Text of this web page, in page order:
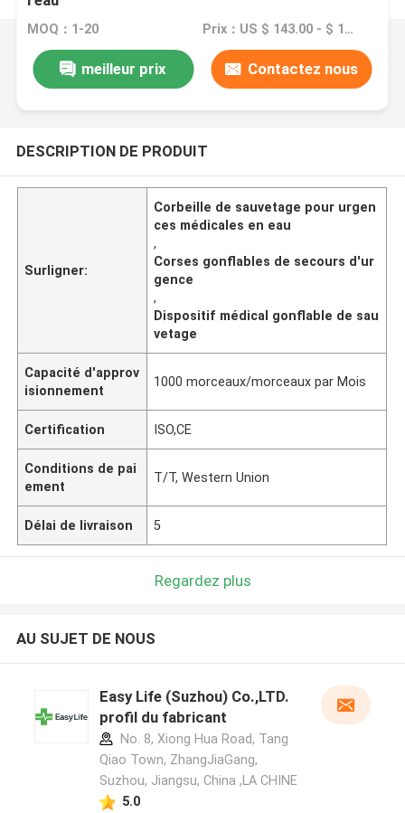
MOQ：1-20 Prix：US $ 143.00 - $ 137.00/ pcs
meilleur prix Contactez nous
DESCRIPTION DE PRODUIT
Surligner:
Corbeille de sauvetage pour urgen
ces médicales en eau
,
Corses gonflables de secours d'ur
gence
,
Dispositif médical gonflable de sau
vetage
Capacité d'approv
isionnement
1000 morceaux/morceaux par Mois
Certification ISO,CE
Conditions de pai
ement
T/T, Western Union
Délai de livraison 5
Regardez plus
AU SUJET DE NOUS
Easy Life (Suzhou) Co.,LTD.
profil du fabricant
No. 8, Xiong Hua Road, Tang
Qiao Town, ZhangJiaGang,
Suzhou, Jiangsu, China ,LA CHINE
5.0